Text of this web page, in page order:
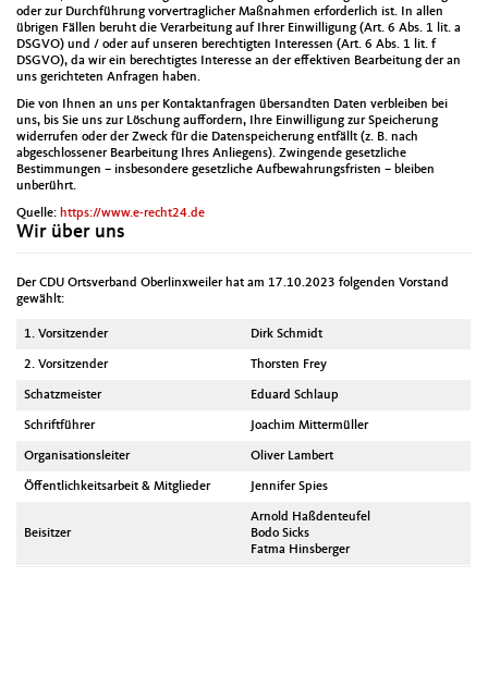
oder zur Durchführung vorvertraglicher Maßnahmen erforderlich ist. In allen
übrigen Fällen beruht die Verarbeitung auf Ihrer Einwilligung (Art. 6 Abs. 1 lit. a
DSGVO) und / oder auf unseren berechtigten Interessen (Art. 6 Abs. 1 lit. f
DSGVO), da wir ein berechtigtes Interesse an der effektiven Bearbeitung der an
uns gerichteten Anfragen haben.
Die von Ihnen an uns per Kontaktanfragen übersandten Daten verbleiben bei
uns, bis Sie uns zur Löschung auffordern, Ihre Einwilligung zur Speicherung
widerrufen oder der Zweck für die Datenspeicherung entfällt (z. B. nach
abgeschlossener Bearbeitung Ihres Anliegens). Zwingende gesetzliche
Bestimmungen – insbesondere gesetzliche Aufbewahrungsfristen – bleiben
unberührt.
Quelle: https://www.e-recht24.de
Wir über uns
Der CDU Ortsverband Oberlinxweiler hat am 17.10.2023 folgenden Vorstand
gewählt:
1. Vorsitzender Dirk Schmidt
2. Vorsitzender Thorsten Frey
Schatzmeister Eduard Schlaup
Schriftführer Joachim Mittermüller
Organisationsleiter Oliver Lambert
Öffentlichkeitsarbeit & Mitglieder Jennifer Spies
Beisitzer
Arnold Haßdenteufel
Bodo Sicks
Fatma Hinsberger